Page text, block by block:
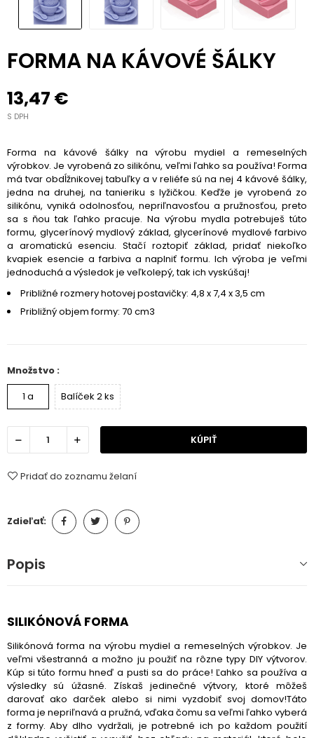
FORMA NA KÁVOVÉ ŠÁLKY
13,47 €
S DPH
Forma na kávové šálky na výrobu mydiel a remeselných
výrobkov. Je vyrobená zo silikónu, veľmi ľahko sa používa! Forma
má tvar obdĺžnikovej tabuľky a v reliéfe sú na nej 4 kávové šálky,
jedna na druhej, na tanieriku s lyžičkou. Keďže je vyrobená zo
silikónu, vyniká odolnosťou, nepriľnavosťou a pružnosťou, preto
sa s ňou tak ľahko pracuje. Na výrobu mydla potrebuješ túto
formu, glycerínový mydlový základ, glycerínové mydlové farbivo
a aromatickú esenciu. Stačí roztopiť základ, pridať niekoľko
kvapiek esencie a farbiva a naplniť formu. Ich výroba je veľmi
jednoduchá a výsledok je veľkolepý, tak ich vyskúšaj!
Približné rozmery hotovej postavičky: 4,8 x 7,4 x 3,5 cm
Približný objem formy: 70 cm3
Množstvo :
1 a
Balíček 2 ks
KÚPIŤ
Pridať do zoznamu želaní
Zdieľať:
Popis
SILIKÓNOVÁ FORMA
Silikónová forma na výrobu mydiel a remeselných výrobkov. Je
veľmi všestranná a možno ju použiť na rôzne typy DIY výtvorov.
Kúp si túto formu hneď a pusti sa do práce! Ľahko sa používa a
výsledky sú úžasné. Získaš jedinečné výtvory, ktoré môžeš
darovať ako darček alebo si nimi vyzdobiť svoj domov!Táto
forma je nepriľnavá a pružná, vďaka čomu sa veľmi ľahko vyberá
z formy. Aby dlho vydržali, je potrebné ich po každom použití